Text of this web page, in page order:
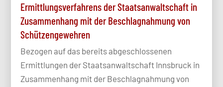
Ermittlungsverfahrens der Staatsanwaltschaft in
Zusammenhang mit der Beschlagnahmung von
Schützengewehren
Bezogen auf das bereits abgeschlossenen
Ermittlungen der Staatsanwaltschaft Innsbruck in
Zusammenhang mit der Beschlagnahmung von